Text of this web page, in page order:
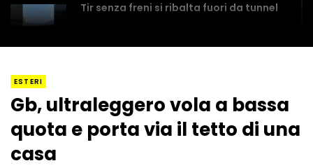
Tir senza freni si ribalta fuori da tunnel
ESTERI
Gb, ultraleggero vola a bassa
quota e porta via il tetto di una
casa